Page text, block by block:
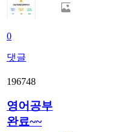
0
댓글
196748
영어공부
완료~~